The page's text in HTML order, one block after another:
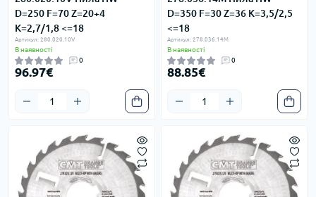
D=250 F=70 Z=20+4
K=2,7/1,8 <=18
Артикул: 280.020.10V
В наявності
0
96.97€
D=350 F=30 Z=36 K=3,5/2,5
<=18
Артикул: 278.036.14M
В наявності
0
88.85€